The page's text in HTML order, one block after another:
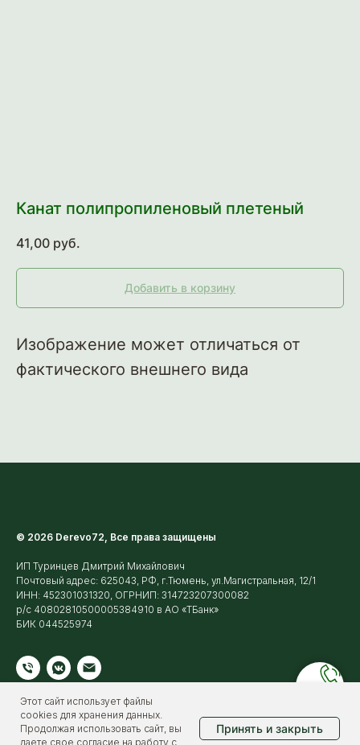
Канат полипропиленовый плетеный
41,00 руб.
Добавить в корзину
Изображение может отличаться от
фактического внешнего вида
© 2026 Derevo72, Все права защищены
ИП Туринцев Дмитрий Михайлович
Почтовый адрес: 625043, РФ, г.Тюмень, ул.Магистральная, 12/1
ИНН: 452301031320, ОГРНИП: 314723207300082
р/с 40802810500005384910 в АО «ТБанк»
БИК 044525974
Этот сайт использует файлы
cookies для хранения данных.
Продолжая использовать сайт, вы
даете свое согласие на работу с
Принять и закрыть